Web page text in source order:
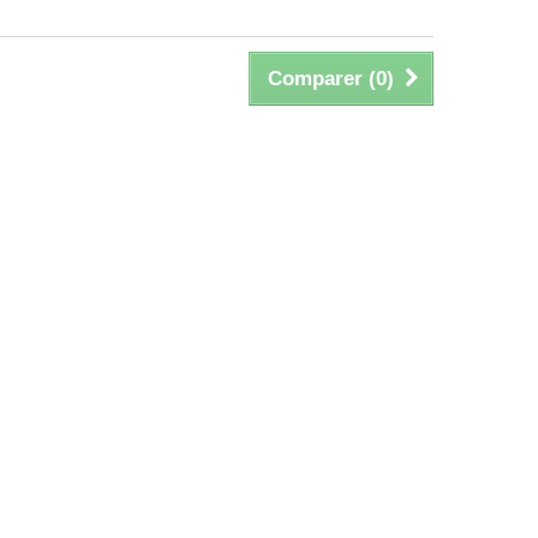
Comparer (0)